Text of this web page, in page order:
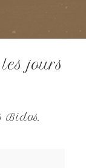
jours
Bidos.